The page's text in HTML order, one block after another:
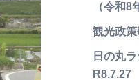
（令和8
観光政
日の丸
R8.7.27